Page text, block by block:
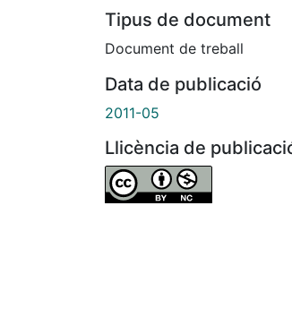
Tipus de document
Document de treball
Data de publicació
2011-05
Llicència de